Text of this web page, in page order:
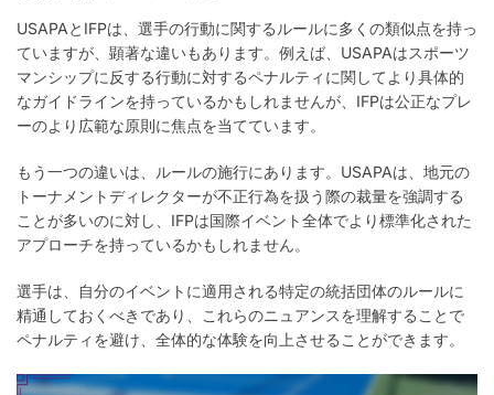
USAPAとIFPは、選手の行動に関するルールに多くの類似点を持っ
ていますが、顕著な違いもあります。例えば、USAPAはスポーツ
マンシップに反する行動に対するペナルティに関してより具体的
なガイドラインを持っているかもしれませんが、IFPは公正なプレ
ーのより広範な原則に焦点を当てています。
もう一つの違いは、ルールの施行にあります。USAPAは、地元の
トーナメントディレクターが不正行為を扱う際の裁量を強調する
ことが多いのに対し、IFPは国際イベント全体でより標準化された
アプローチを持っているかもしれません。
選手は、自分のイベントに適用される特定の統括団体のルールに
精通しておくべきであり、これらのニュアンスを理解することで
ペナルティを避け、全体的な体験を向上させることができます。